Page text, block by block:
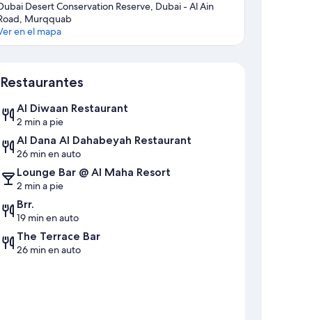
Desert Conservation Reserve, Dubai - Al Ain
Murqquab
en el mapa
Restaurantes
Al Diwaan Restaurant
2 min a pie
Al Dana Al Dahabeyah Restaurant
26 min en auto
Lounge Bar @ Al Maha Resort
2 min a pie
Brr.
19 min en auto
The Terrace Bar
26 min en auto